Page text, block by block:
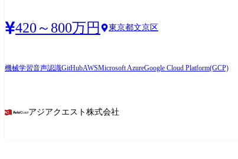
GCP (Cloud Storage, Pub/Sub等) ●データベース: PostgreSQL, MySQL, DynamoDB ●データウェアハウス: Snowflake, Amazon Redshift, Google BigQuery, Databricks ●データ処理基盤: Python, SQL,
Java ●ETL/ELT サービス: TROCCO, Fivetran, Talend, dbt, AWS Glue, Azure Data Factory, Google Cloud Dataflow ●BIツール/データアプリケーション: Tableau, Power BI, AWS QuickSight, Looker,
定の業界経験や深い知識は入社時点では必須ではありません
将来の配置転換などによって変わり得る就業場所・業務の範囲
420～800万円 東京都文京区
機械学習音声認識GitHubAWSMicrosoft AzureGoogle Cloud Platform(GCP)
アジアクエスト株式会社